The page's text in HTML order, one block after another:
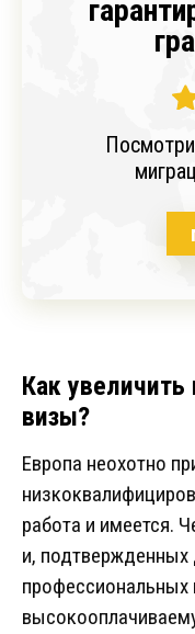
Как
визы?
Европа неохотно
работа и имеется.
и, подтвержденных
профессиональных